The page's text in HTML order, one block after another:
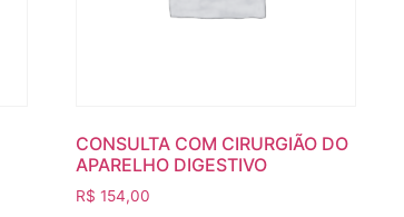
CONSULTA COM CIRURGIÃO DO
APARELHO DIGESTIVO
R$ 154,00